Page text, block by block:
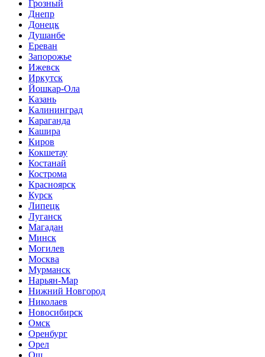
Грозный
Днепр
Донецк
Душанбе
Ереван
Запорожье
Ижевск
Иркутск
Йошкар-Ола
Казань
Калининград
Караганда
Кашира
Киров
Кокшетау
Костанай
Кострома
Красноярск
Курск
Липецк
Луганск
Магадан
Минск
Могилев
Москва
Мурманск
Нарьян-Мар
Нижний Новгород
Николаев
Новосибирск
Омск
Оренбург
Орел
Ош